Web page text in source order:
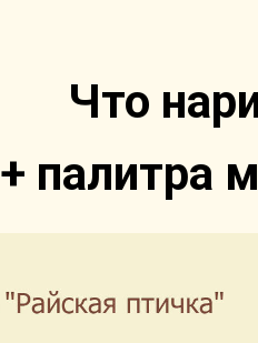
Что
+ палитра